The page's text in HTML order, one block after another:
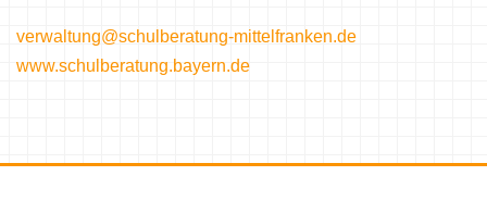
verwaltung@schulberatung-mittelfranken.de
www.schulberatung.bayern.de